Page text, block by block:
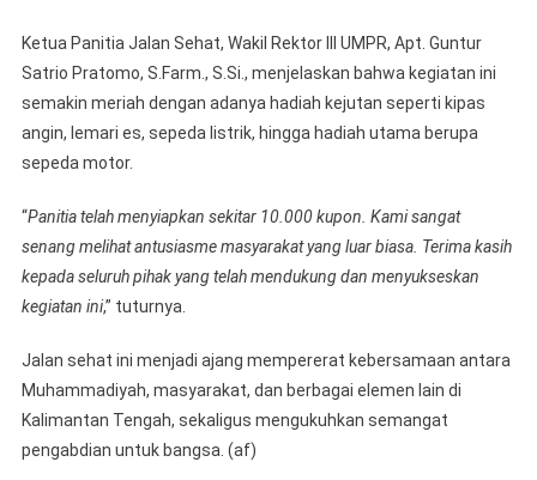
Ketua Panitia Jalan Sehat, Wakil Rektor III UMPR, Apt. Guntur
Satrio Pratomo, S.Farm., S.Si., menjelaskan bahwa kegiatan ini
semakin meriah dengan adanya hadiah kejutan seperti kipas
angin, lemari es, sepeda listrik, hingga hadiah utama berupa
sepeda motor.
“Panitia telah menyiapkan sekitar 10.000 kupon. Kami sangat
senang melihat antusiasme masyarakat yang luar biasa. Terima kasih
kepada seluruh pihak yang telah mendukung dan menyukseskan
kegiatan ini,” tuturnya.
Jalan sehat ini menjadi ajang mempererat kebersamaan antara
Muhammadiyah, masyarakat, dan berbagai elemen lain di
Kalimantan Tengah, sekaligus mengukuhkan semangat
pengabdian untuk bangsa. (af)